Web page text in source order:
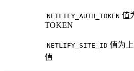
NETLIFY_AUTH_TOKEN 值
TOKEN
NETLIFY_SITE_ID 值为
值